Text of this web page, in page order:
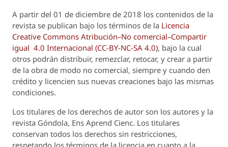
A partir del 01 de diciembre de 2018 los contenidos de la
revista se publican bajo los términos de la Licencia
Creative Commons Atribución–No comercial–Compartir
igual 4.0 Internacional (CC-BY-NC-SA 4.0), bajo la cual
otros podrán distribuir, remezclar, retocar, y crear a partir
de la obra de modo no comercial, siempre y cuando den
crédito y licencien sus nuevas creaciones bajo las mismas
condiciones.
Los titulares de los derechos de autor son los autores y la
revista Góndola, Ens Aprend Cienc. Los titulares
conservan todos los derechos sin restricciones,